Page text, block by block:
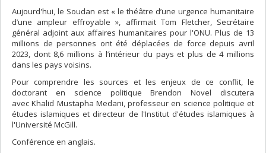
Aujourd'hui, le Soudan est « le théâtre d’une urgence humanitaire
d’une ampleur effroyable », affirmait Tom Fletcher, Secrétaire
général adjoint aux affaires humanitaires pour l'ONU. Plus de 13
millions de personnes ont été déplacées de force depuis avril
2023, dont 8,6 millions à l’intérieur du pays et plus de 4 millions
dans les pays voisins.
Pour comprendre les sources et les enjeux de ce conflit, le
doctorant en science politique Brendon Novel discutera
avec Khalid Mustapha Medani, professeur en science politique et
études islamiques et directeur de l'Institut d'études islamiques à
l'Université McGill.
Conférence en anglais.